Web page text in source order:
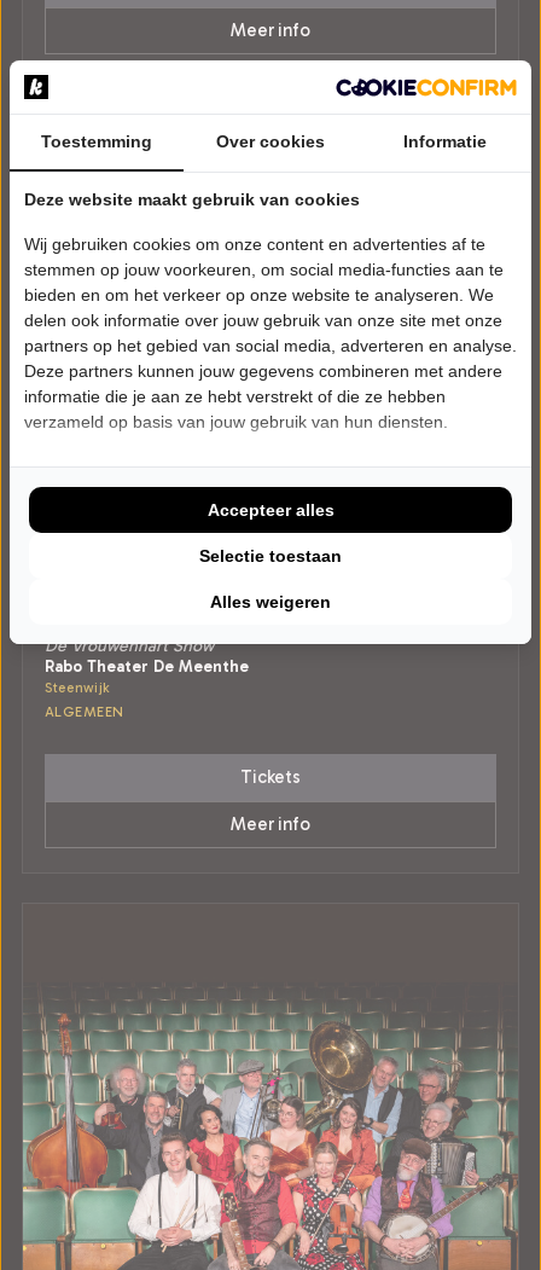
Meer info
WOENSDAG 17 FEBRUARI 2027 • 20:00 UUR
Janneke Wittekoek
De Vrouwenhart Show
Rabo Theater De Meenthe
Steenwijk
ALGEMEEN
Tickets
Meer info
Toestemming Over cookies Informatie
Deze website maakt gebruik van cookies
Wij gebruiken cookies om onze content en advertenties af te
stemmen op jouw voorkeuren, om social media-functies aan te
bieden en om het verkeer op onze website te analyseren. We
delen ook informatie over jouw gebruik van onze site met onze
partners op het gebied van social media, adverteren en analyse.
Deze partners kunnen jouw gegevens combineren met andere
informatie die je aan ze hebt verstrekt of die ze hebben
verzameld op basis van jouw gebruik van hun diensten.
Alles weigeren
Selectie toestaan
Accepteer alles